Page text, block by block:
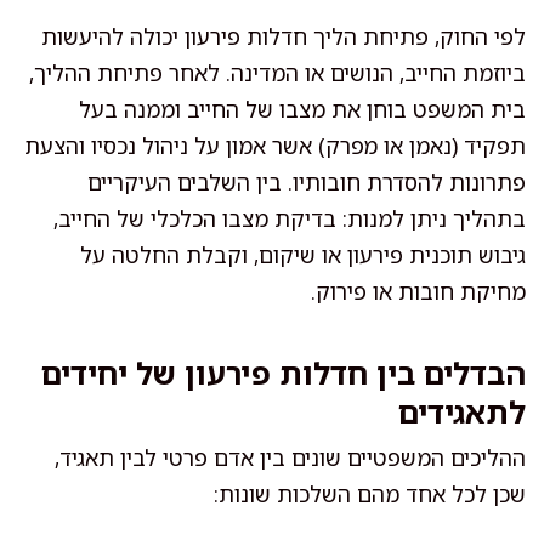
לפי החוק, פתיחת הליך חדלות פירעון יכולה להיעשות
ביוזמת החייב, הנושים או המדינה. לאחר פתיחת ההליך,
בית המשפט בוחן את מצבו של החייב וממנה בעל
תפקיד (נאמן או מפרק) אשר אמון על ניהול נכסיו והצעת
פתרונות להסדרת חובותיו. בין השלבים העיקריים
בתהליך ניתן למנות: בדיקת מצבו הכלכלי של החייב,
גיבוש תוכנית פירעון או שיקום, וקבלת החלטה על
מחיקת חובות או פירוק.
הבדלים בין חדלות פירעון של יחידים
לתאגידים
ההליכים המשפטיים שונים בין אדם פרטי לבין תאגיד,
שכן לכל אחד מהם השלכות שונות: